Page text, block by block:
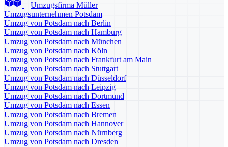
Umzugsfirma Müller
Umzugsunternehmen Potsdam
Umzug von Potsdam nach Berlin
Umzug von Potsdam nach Hamburg
Umzug von Potsdam nach München
Umzug von Potsdam nach Köln
Umzug von Potsdam nach Frankfurt am Main
Umzug von Potsdam nach Stuttgart
Umzug von Potsdam nach Düsseldorf
Umzug von Potsdam nach Leipzig
Umzug von Potsdam nach Dortmund
Umzug von Potsdam nach Essen
Umzug von Potsdam nach Bremen
Umzug von Potsdam nach Hannover
Umzug von Potsdam nach Nürnberg
Umzug von Potsdam nach Dresden